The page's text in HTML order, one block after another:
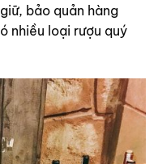
bảo quản hàng
nhiều loại rượu quý